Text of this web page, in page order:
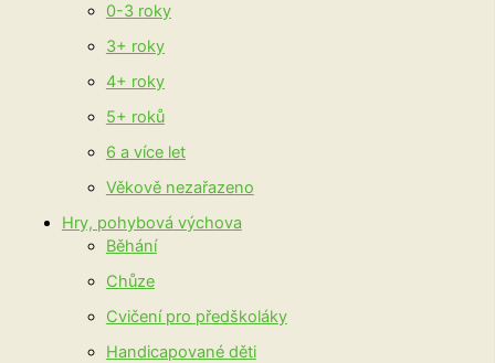
0-3 roky
3+ roky
4+ roky
5+ roků
6 a více let
Věkově nezařazeno
Hry, pohybová výchova
Běhání
Chůze
Cvičení pro předškoláky
Handicapované děti